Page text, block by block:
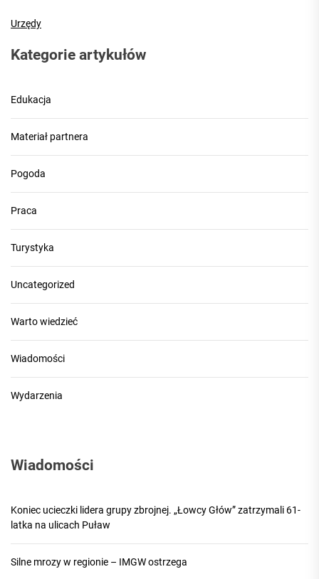
Urzędy
Kategorie artykułów
Edukacja
Materiał partnera
Pogoda
Praca
Turystyka
Uncategorized
Warto wiedzieć
Wiadomości
Wydarzenia
Wiadomości
Koniec ucieczki lidera grupy zbrojnej. „Łowcy Głów” zatrzymali 61-
latka na ulicach Puław
Silne mrozy w regionie – IMGW ostrzega